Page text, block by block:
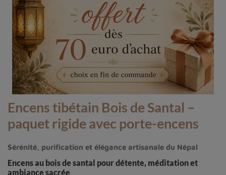
Encens tibétain Bois de Santal –
paquet rigide avec porte-encens
Sérénité, purification et élégance artisanale du Népal
Encens au bois de santal pour détente, méditation et
ambiance sacrée